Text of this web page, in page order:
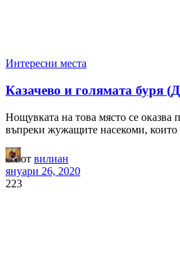
Интересни места
Казачево и голямата буря
Нощувката на това място се оказва
въпреки жужащите насекоми,
от вилиан
януари 26, 2020
223